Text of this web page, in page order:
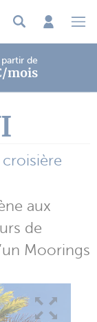
de
mois
aux
de
Moorings